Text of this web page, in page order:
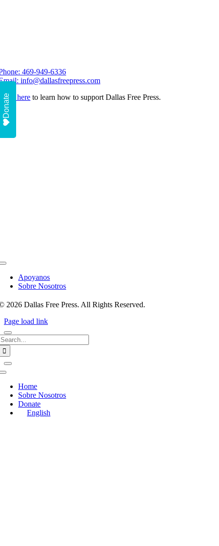
469-949-6336
info@dallasfreepress.com
here to learn how to support Dallas Free Press.
Toggle
NavigationApoyanos
Sobre Nosotros
2026 Dallas Free Press. All Rights Reserved.
Page load link
Toggle
NavigationHome
Sobre Nosotros
Donate
English
Donate